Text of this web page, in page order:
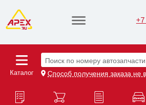
+7
Каталог
Поиск по номеру автозапчасти
Способ получения заказа не